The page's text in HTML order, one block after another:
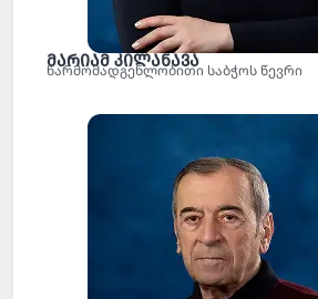
მარიამ კილანავა
წარმომადგენლობითი საბჭოს წევრი